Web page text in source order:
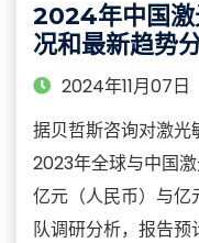
2024年中国激
况和最新趋势
2024年11月07日
据贝哲斯咨询对激光
2023年全球与中国
亿元（人民币）与亿
队调研分析，报告